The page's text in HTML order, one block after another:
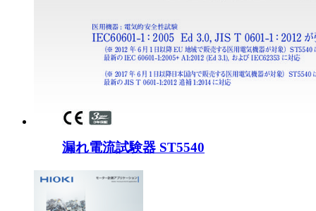
漏れ電流試験器 ST5540